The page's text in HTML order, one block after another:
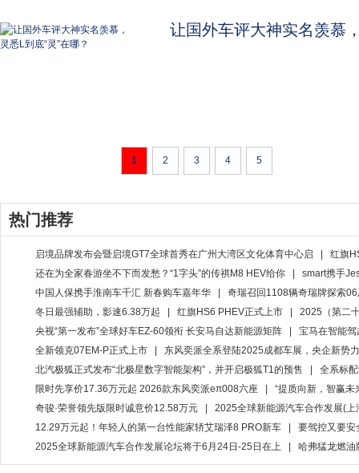
让国外车评大神实名羡慕
1 2 3 4 5
热门推荐
启境品牌发布会暨启境GT7全球首秀在广州大湾区文化体育中心启
红旗
还在为全家春游坐不下而发愁？“1字头”的传祺M8 HEV给你
smart携手
中国人保携手淮南车千汇 新春购车嘉年华
奇瑞召回1108辆奇瑞牌探索
冬日最强辅助，影速6.38万起
红旗HS6 PHEV正式上市
2025（第二
央视“第一发布”全球好车EZ-60领衔 长安马自达新能源矩阵
宝马在智能
全新领克07EM-P正式上市
东风奕派全系登陆2025成都车展，央企新势
北汽极狐正式发布“北极星数字智能架构”，并开启极狐T1的预售
全系标
限时先享价17.36万元起 2026款东风奕派eπ008六座
“提质向新，智赢
奇骏·荣誉领先版限时诚意价12.58万元
2025全球新能源汽车合作发展(
12.29万元起！年轻人的第一台性能家轿艾瑞泽8 PRO新车
要驾控又要安
2025全球新能源汽车合作发展论坛将于6月24日-25日在上
哈弗猛龙燃油